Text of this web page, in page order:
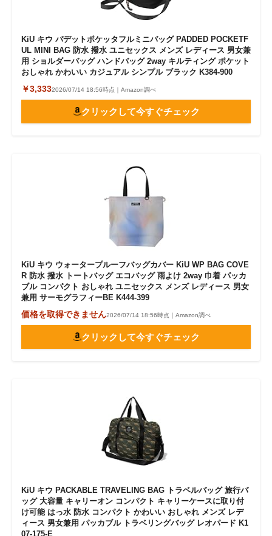
KiU キウ パデットポケッタフルミニバッグ PADDED POCKETF
UL MINI BAG 防水 撥水 ユニセックス メンズ レディース 男女兼
用 ショルダーバッグ ハンドバッグ 2way キルティング ポケット
おしゃれ かわいい カジュアル シンプル ブラック K384-900
￥3,3332026/07/14 18:56時点｜Amazon調べ
クリックして今すぐチェック
KiU キウ ウォータープルーフバッグカバー KiU WP BAG COVE
R 防水 撥水 トートバッグ エコバッグ 雨よけ 2way 巾着 パッカ
ブル コンパクト おしゃれ ユニセックス メンズ レディース 男女
兼用 サーモグラフィーBE K444-399
価格を取得できません2026/07/14 18:56時点｜Amazon調べ
クリックして今すぐチェック
KiU キウ PACKABLE TRAVELING BAG トラベルバッグ 旅行バ
ッグ 大容量 キャリーオン コンパクト キャリーケースに取り付
け可能 はっ水 防水 コンパクト かわいい おしゃれ メンズ レデ
ィース 男女兼用 パッカブル トラベリングバッグ レオパード K1
07-175-E